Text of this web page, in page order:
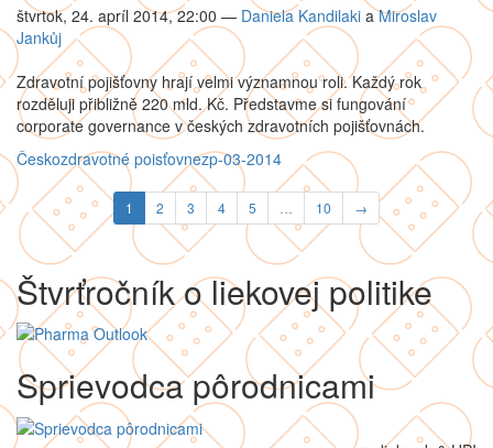
štvrtok, 24. apríl 2014, 22:00 — Daniela Kandilaki aMiroslav
Jankůj
Zdravotní pojišťovny hrají velmi významnou roli. Každý rok
rozděluji přibližně 220 mld. Kč. Představme si fungování
corporate governance v českých zdravotních pojišťovnách.
Českozdravotné poisťovnezp-03-2014
1 2 3 4 5 10 →
Štvrťročník o liekovej politike
Sprievodca pôrodnicami